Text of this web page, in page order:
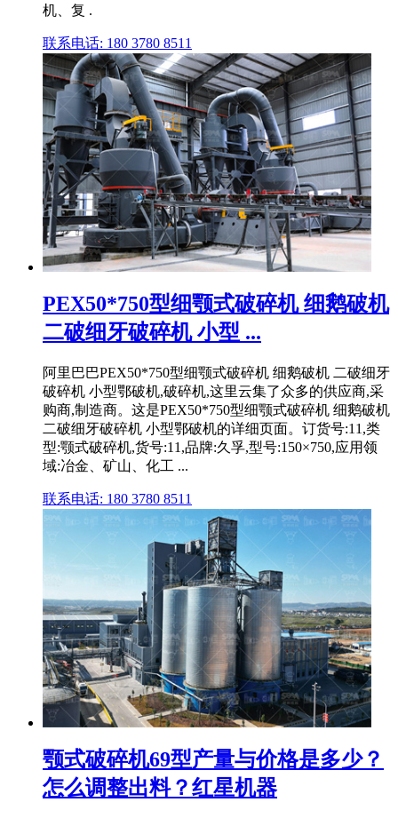
机、复 .
联系电话: 180 3780 8511
PEX50*750型细颚式破碎机 细鹅破机
二破细牙破碎机 小型 ...
阿里巴巴PEX50*750型细颚式破碎机 细鹅破机 二破细牙
破碎机 小型鄂破机,破碎机,这里云集了众多的供应商,采
购商,制造商。这是PEX50*750型细颚式破碎机 细鹅破机
二破细牙破碎机 小型鄂破机的详细页面。订货号:11,类
型:颚式破碎机,货号:11,品牌:久孚,型号:150×750,应用领
域:冶金、矿山、化工 ...
联系电话: 180 3780 8511
颚式破碎机69型产量与价格是多少？
怎么调整出料？红星机器